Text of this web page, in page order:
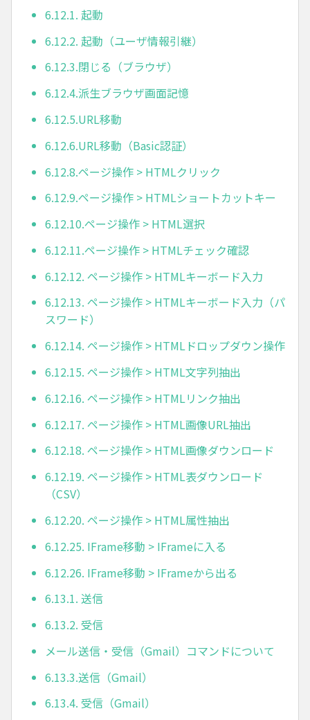
6.12.1. 起動
6.12.2. 起動（ユーザ情報引継）
6.12.3.閉じる（ブラウザ）
6.12.4.派生ブラウザ画面記憶
6.12.5.URL移動
6.12.6.URL移動（Basic認証）
6.12.8.ページ操作 > HTMLクリック
6.12.9.ページ操作 > HTMLショートカットキー
6.12.10.ページ操作 > HTML選択
6.12.11.ページ操作 > HTMLチェック確認
6.12.12. ページ操作 > HTMLキーボード入力
6.12.13. ページ操作 > HTMLキーボード入力（パ
スワード）
6.12.14. ページ操作 > HTMLドロップダウン操作
6.12.15. ページ操作 > HTML文字列抽出
6.12.16. ページ操作 > HTMLリンク抽出
6.12.17. ページ操作 > HTML画像URL抽出
6.12.18. ページ操作 > HTML画像ダウンロード
6.12.19. ページ操作 > HTML表ダウンロード
（CSV）
6.12.20. ページ操作 > HTML属性抽出
6.12.25. IFrame移動 > IFrameに入る
6.12.26. IFrame移動 > IFrameから出る
6.13.1. 送信
6.13.2. 受信
メール送信・受信（Gmail）コマンドについて
6.13.3.送信（Gmail）
6.13.4. 受信（Gmail）